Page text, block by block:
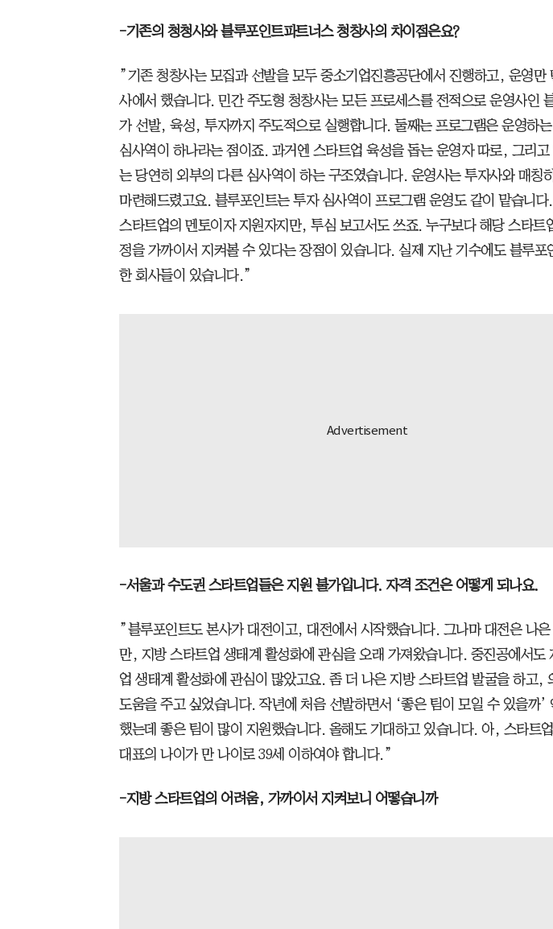
-기존의 청청사와 블루포인트파트너스 청창사의 차이점은요?
”기존 청창사는 모집과 선발을 모두 중소기업진흥공단에서 진행하고, 운영만
사에서 했습니다. 민간 주도형 청창사는 모든 프로세스를 전적으로 운영사인
가 선발, 육성, 투자까지 주도적으로 실행합니다. 둘째는 프로그램은 운영하
심사역이 하나라는 점이죠. 과거엔 스타트업 육성을 돕는 운영자 따로, 그리고
는 당연히 외부의 다른 심사역이 하는 구조였습니다. 운영사는 투자사와 매칭
마련해드렸고요. 블루포인트는 투자 심사역이 프로그램 운영도 같이 맡습니다.
스타트업의 멘토이자 지원자지만, 투심 보고서도 쓰죠. 누구보다 해당 스타트
정을 가까이서 지켜볼 수 있다는 장점이 있습니다. 실제 지난 기수에도 블루포
한 회사들이 있습니다.”
-서울과 수도권 스타트업들은 지원 불가입니다. 자격 조건은 어떻게 되나요.
”블루포인트도 본사가 대전이고, 대전에서 시작했습니다. 그나마 대전은 나은
만, 지방 스타트업 생태계 활성화에 관심을 오래 가져왔습니다. 중진공에서도
업 생태계 활성화에 관심이 많았고요. 좀 더 나은 지방 스타트업 발굴을 하고,
도움을 주고 싶었습니다. 작년에 처음 선발하면서 ‘좋은 팀이 모일 수 있을까’
했는데 좋은 팀이 많이 지원했습니다. 올해도 기대하고 있습니다. 아, 스타트
대표의 나이가 만 나이로 39세 이하여야 합니다.”
-지방 스타트업의 어려움, 가까이서 지켜보니 어떻습니까